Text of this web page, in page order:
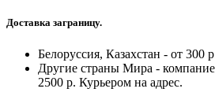
Доставка заграницу.
Белоруссия, Казахстан - от 300
Другие страны Мира -
2500 р. Курьером на адрес.